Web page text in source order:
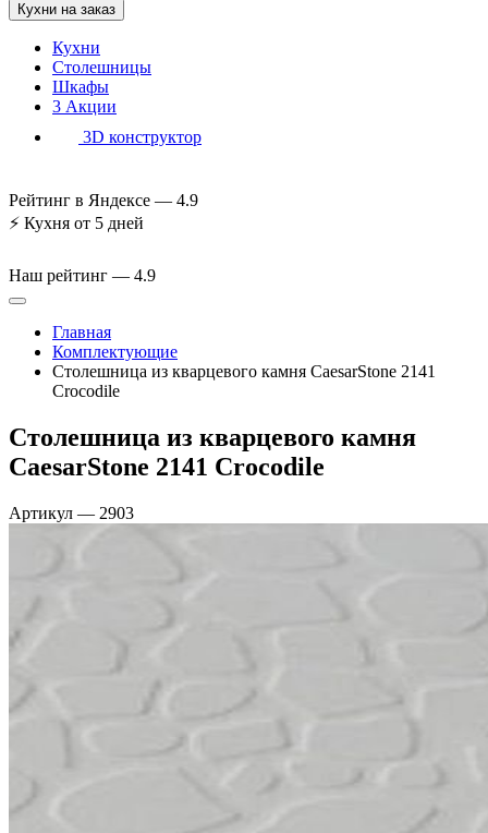
Кухни на заказ
Кухни
Столешницы
Шкафы
3 Акции
3D конструктор
Рейтинг в Яндексе — 4.9
⚡ Кухня от 5 дней
Наш рейтинг — 4.9
Главная
Комплектующие
Столешница из кварцевого камня CaesarStone 2141
Crocodile
Столешница из кварцевого камня
CaesarStone 2141 Crocodile
Артикул — 2903